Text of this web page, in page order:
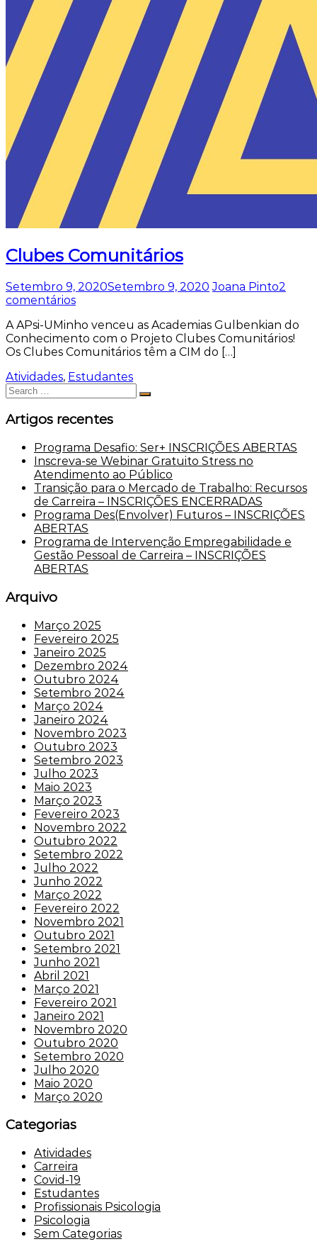
Clubes Comunitários
Setembro 9, 2020Setembro 9, 2020 Joana Pinto2
comentáriosem
Comunitários
A APsi-UMinho venceu as Academias Gulbenkian do
Conhecimento com o Projeto Clubes Comunitários!
Os Clubes Comunitários têm a CIM do […]
Atividades, Estudantes
Search
for:
Search
Artigos recentes
Programa Desafio: Ser+ INSCRIÇÕES ABERTAS
Inscreva-se Webinar Gratuito Stress no
Atendimento ao Público
Transição para o Mercado de Trabalho: Recursos
de Carreira – INSCRIÇÕES ENCERRADAS
Programa Des(Envolver) Futuros – INSCRIÇÕES
ABERTAS
Programa de Intervenção Empregabilidade e
Gestão Pessoal de Carreira – INSCRIÇÕES
ABERTAS
Arquivo
Março 2025
Fevereiro 2025
Janeiro 2025
Dezembro 2024
Outubro 2024
Setembro 2024
Março 2024
Janeiro 2024
Novembro 2023
Outubro 2023
Setembro 2023
Julho 2023
Maio 2023
Março 2023
Fevereiro 2023
Novembro 2022
Outubro 2022
Setembro 2022
Julho 2022
Junho 2022
Março 2022
Fevereiro 2022
Novembro 2021
Outubro 2021
Setembro 2021
Junho 2021
Abril 2021
Março 2021
Fevereiro 2021
Janeiro 2021
Novembro 2020
Outubro 2020
Setembro 2020
Julho 2020
Maio 2020
Março 2020
Categorias
Atividades
Carreira
Covid-19
Estudantes
Profissionais Psicologia
Psicologia
Sem Categorias